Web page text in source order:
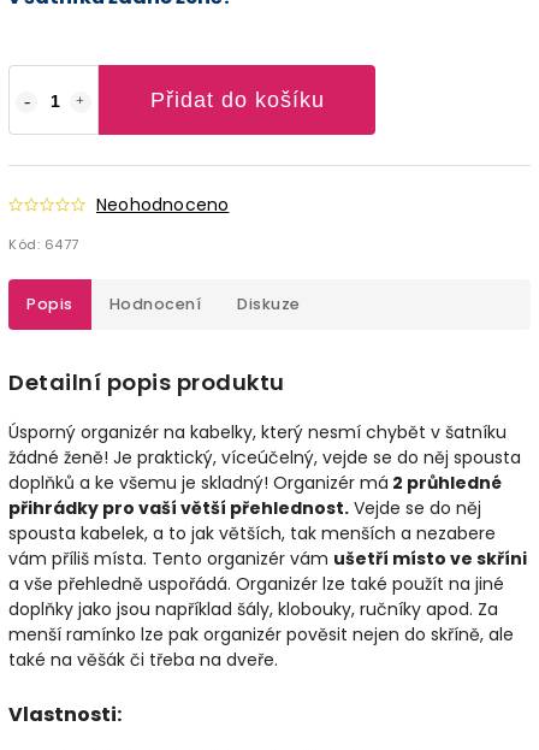
Přidat do košíku
Neohodnoceno
Kód: 6477
Popis Hodnocení Diskuze
Detailní popis produktu
Úsporný organizér na kabelky, který nesmí chybět v šatníku
žádné ženě! Je praktický, víceúčelný, vejde se do něj spousta
doplňků a ke všemu je skladný! Organizér má 2 průhledné
přihrádky pro vaší větší přehlednost. Vejde se do něj
spousta kabelek, a to jak větších, tak menších a nezabere
vám příliš místa. Tento organizér vám ušetří místo ve skříni
a vše přehledně uspořádá. Organizér lze také použít na jiné
doplňky jako jsou například šály, klobouky, ručníky apod. Za
menší ramínko lze pak organizér pověsit nejen do skříně, ale
také na věšák či třeba na dveře.
Vlastnosti: